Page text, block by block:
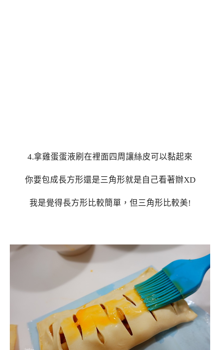
4.拿雞蛋蛋液刷在裡面四周讓絲皮可以黏起來
你要包成長方形還是三角形就是自己看著辦XD
我是覺得長方形比較簡單，但三角形比較美!